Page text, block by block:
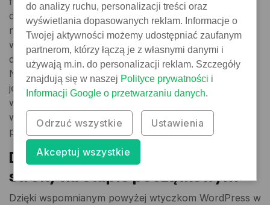
dobry system formularzy to Gravity Forms) na
naszym WordPressie. Z doświadczenia przy
większych, rozwojowych projektach polecamy jednak
dedykowane, proste rozwiązania bez zbędnych opcji.
Nadmierna ilość wtyczek zainstalowanych
jednocześnie przeważnie powoduje spadek
wydajności, funkcje są duplikowane, często nie
współgrają ze sobą, bo różni autorzy wtyczek
przyjmują różne wzorce projektowe.
Darmowa możliwość rozwoju
strony na etapie początkowym
Dzięki wspomnianym powyżej wtyczkom WordPress w
do analizy ruchu, personalizacji treści oraz
wyświetlania dopasowanych reklam. Informacje o
Twojej aktywności możemy udostępniać zaufanym
partnerom, którzy łączą je z własnymi danymi i
używają m.in. do personalizacji reklam. Szczegóły
znajdują się w naszej Polityce prywatności i
Informacji Google o przetwarzaniu danych.
Odrzuć wszystkie Ustawienia
Akceptuj wszystkie